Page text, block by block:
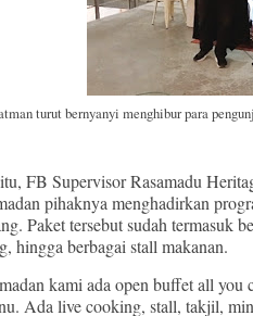
turut bernyanyi menghibur para
FB Supervisor Rasamadu
pihaknya menghadirkan
Paket tersebut sudah termasuk
hingga berbagai stall makanan.
kami ada open buffet all you
Ada live cooking, stall, takjil,